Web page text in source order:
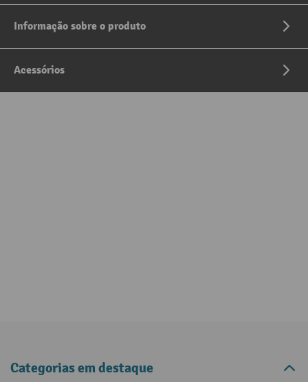
Informação sobre o produto
Acessórios
Categorias em destaque